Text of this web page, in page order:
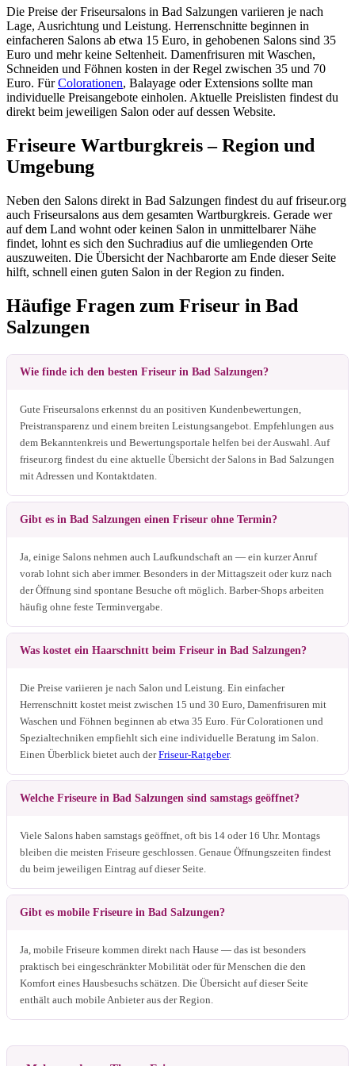
Die Preise der Friseursalons in Bad Salzungen variieren je nach
Lage, Ausrichtung und Leistung. Herrenschnitte beginnen in
einfacheren Salons ab etwa 15 Euro, in gehobenen Salons sind 35
Euro und mehr keine Seltenheit. Damenfrisuren mit Waschen,
Schneiden und Föhnen kosten in der Regel zwischen 35 und 70
Euro. FürColorationen, Balayage oder Extensions sollte man
individuelle Preisangebote einholen. Aktuelle Preislisten findest du
direkt beim jeweiligen Salon oder auf dessen Website.
Friseure Wartburgkreis – Region und
Umgebung
Neben den Salons direkt in Bad Salzungen findest du auf friseur.org
auch Friseursalons aus dem gesamten Wartburgkreis. Gerade wer
auf dem Land wohnt oder keinen Salon in unmittelbarer Nähe
findet, lohnt es sich den Suchradius auf die umliegenden Orte
auszuweiten. Die Übersicht der Nachbarorte am Ende dieser Seite
hilft, schnell einen guten Salon in der Region zu finden.
Häufige Fragen zum Friseur in Bad
Salzungen
Wie finde ich den besten Friseur in Bad Salzungen?
Gute Friseursalons erkennst du an positiven Kundenbewertungen,
Preistransparenz und einem breiten Leistungsangebot. Empfehlungen aus
dem Bekanntenkreis und Bewertungsportale helfen bei der Auswahl. Auf
friseur.org findest du eine aktuelle Übersicht der Salons in Bad Salzungen
mit Adressen und Kontaktdaten.
Gibt es in Bad Salzungen einen Friseur ohne Termin?
Ja, einige Salons nehmen auch Laufkundschaft an — ein kurzer Anruf
vorab lohnt sich aber immer. Besonders in der Mittagszeit oder kurz nach
der Öffnung sind spontane Besuche oft möglich. Barber-Shops arbeiten
häufig ohne feste Terminvergabe.
Was kostet ein Haarschnitt beim Friseur in Bad Salzungen?
Die Preise variieren je nach Salon und Leistung. Ein einfacher
Herrenschnitt kostet meist zwischen 15 und 30 Euro, Damenfrisuren mit
Waschen und Föhnen beginnen ab etwa 35 Euro. Für Colorationen und
Spezialtechniken empfiehlt sich eine individuelle Beratung im Salon.
Einen Überblick bietet auch derFriseur-Ratgeber.
Welche Friseure in Bad Salzungen sind samstags geöffnet?
Viele Salons haben samstags geöffnet, oft bis 14 oder 16 Uhr. Montags
bleiben die meisten Friseure geschlossen. Genaue Öffnungszeiten findest
du beim jeweiligen Eintrag auf dieser Seite.
Gibt es mobile Friseure in Bad Salzungen?
Ja, mobile Friseure kommen direkt nach Hause — das ist besonders
praktisch bei eingeschränkter Mobilität oder für Menschen die den
Komfort eines Hausbesuchs schätzen. Die Übersicht auf dieser Seite
enthält auch mobile Anbieter aus der Region.